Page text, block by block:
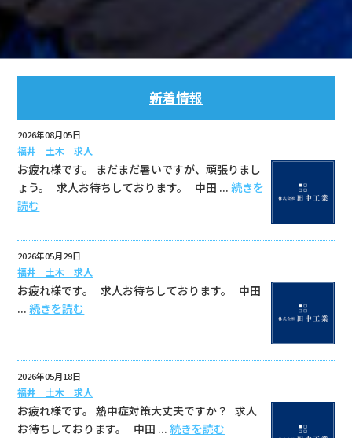
新着情報
2026年08月05日
福井 土木 求人
お疲れ様です。 まだまだ暑いですが、頑張りまし
ょう。 求人お待ちしております。 中田 ...続きを
読む
2026年05月29日
福井 土木 求人
お疲れ様です。 求人お待ちしております。 中田
...続きを読む
2026年05月18日
福井 土木 求人
お疲れ様です。 熱中症対策大丈夫ですか？ 求人
お待ちしております。 中田 ...続きを読む